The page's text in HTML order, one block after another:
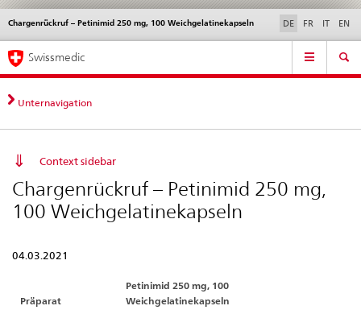
Direktnavigation
News,
Rechtsgrundlagen,
Kontakt
News & Updates Kontakt | Support & Hilfe
Chargenrückruf – Petinimid 250 mg, 100 Weichgelatinekapseln
Sprachwahl DE FR IT EN
Service
Hauptnavigation
Swissmedic
Unternavigation
Context sidebar
Chargenrückruf – Petinimid 250 mg,
100 Weichgelatinekapseln
04.03.2021
Präparat
Petinimid 250 mg, 100
Weichgelatinekapseln